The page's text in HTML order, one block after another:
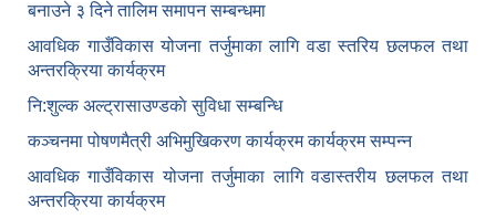
बनाउने ३ दिने तालिम समापन सम्बन्‍धमा
आवधिक गाउँविकास योजना तर्जुमाका लागि वडा स्तरिय छलफल तथा
अन्तरक्रिया कार्यक्रम
नि:शुल्क अल्ट्रासाउण्डकाे सुविधा सम्बन्धि
कञ्चनमा पोषणमैत्री अभिमुखिकरण कार्यक्रम कार्यक्रम सम्पन्न
आवधिक गाउँविकास योजना तर्जुमाका लागि वडास्तरीय छलफल तथा
अन्तरक्रिया कार्यक्रम